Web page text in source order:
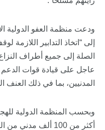
ودعت منظمة العفو الدولية
إلى “اتخاذ التدابير اللازمة
الصلة إلى جميع أطراف
عاجل على قيادة قوات
المدنيين، بما في ذلك
وبحسب المنظمة الدولية
أكثر من 100 ألف